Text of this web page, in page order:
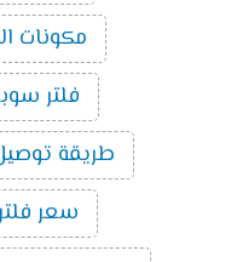
مكونات
فلتر سوبر
طريقة
سعر فلتر